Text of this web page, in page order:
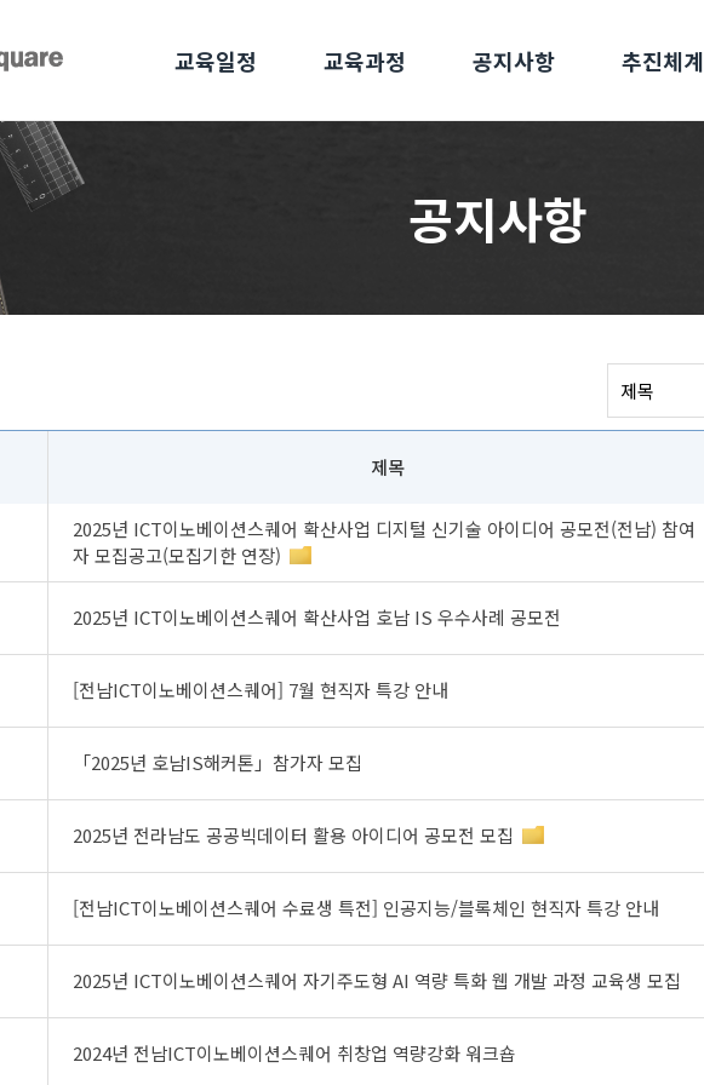
교육일정 교육과정 공지사항 추진체계
공지사항
제목
2025년 ICT이노베이션스퀘어 확산사업 디지털 신기술 아이디어 공모전(전남) 참여
자 모집공고(모집기한 연장)
2025년 ICT이노베이션스퀘어 확산사업 호남 IS 우수사례 공모전
[전남ICT이노베이션스퀘어] 7월 현직자 특강 안내
「2025년 호남IS해커톤」참가자 모집
2025년 전라남도 공공빅데이터 활용 아이디어 공모전 모집
[전남ICT이노베이션스퀘어 수료생 특전] 인공지능/블록체인 현직자 특강 안내
2025년 ICT이노베이션스퀘어 자기주도형 AI 역량 특화 웹 개발 과정 교육생 모집
2024년 전남ICT이노베이션스퀘어 취창업 역량강화 워크숍